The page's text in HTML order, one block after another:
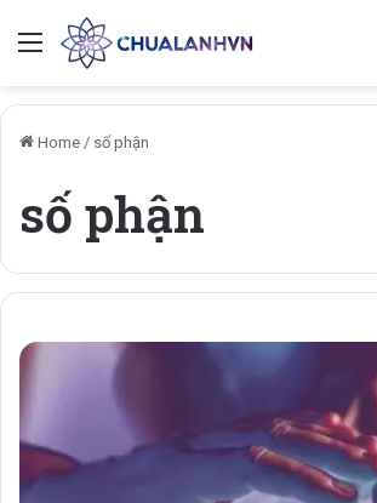
Menu
Home / số phận
số phận